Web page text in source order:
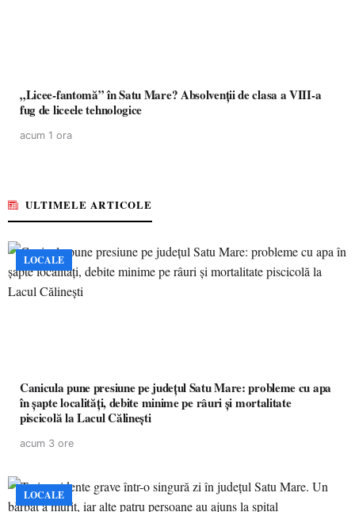
„Licee-fantomă” în Satu Mare? Absolvenții de clasa a VIII-a
fug de liceele tehnologice
acum 1 ora
ULTIMELE ARTICOLE
LOCALE
Canicula pune presiune pe județul Satu Mare: probleme cu apa
în șapte localități, debite minime pe râuri și mortalitate
piscicolă la Lacul Călinești
acum 3 ore
LOCALE